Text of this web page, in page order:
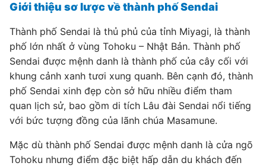
Giới thiệu sơ lược về thành phố Sendai
Thành phố Sendai là thủ phủ của tỉnh Miyagi, là thành
phố lớn nhất ở vùng Tohoku – Nhật Bản. Thành phố
Sendai được mệnh danh là thành phố của cây cối với
khung cảnh xanh tươi xung quanh. Bên cạnh đó, thành
phố Sendai xinh đẹp còn sở hữu nhiều điểm tham
quan lịch sử, bao gồm di tích Lâu đài Sendai nổi tiếng
với bức tượng đồng của lãnh chúa Masamune.
Mặc dù thành phố Sendai được mệnh danh là cửa ngõ
Tohoku nhưng điểm đặc biệt hấp dẫn du khách đến